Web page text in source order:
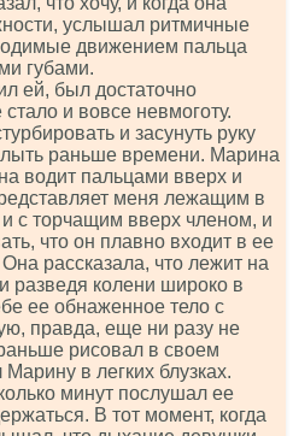
услышал ритмичные
движением пальца
губами.
ей, был достаточно
и вовсе невмоготу.
и засунуть руку
раньше времени. Марина
водит пальцами вверх и
меня лежащим в
с торчащим вверх членом, и
что он плавно входит в ее
рассказала, что лежит на
разведя колени широко в
ее обнаженное тело с
правда, еще ни разу не
рисовал в своем
в легких блузках.
минут послушал ее
В тот момент, когда